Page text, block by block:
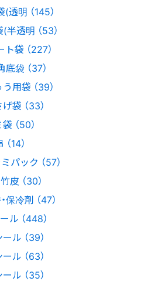
透明 （145）
透明 （53）
袋 （227）
底袋 （37）
用袋 （39）
袋 （33）
（50）
（14）
パック （57）
皮 （30）
保冷剤 （47）
ル （448）
ル （39）
ル （63）
ル （35）